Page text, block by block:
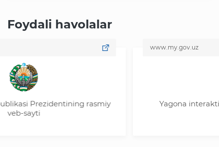
Foydali havolalar
Prezidentining rasmiy
sayti
www.my.gov.uz
Yagona interaktiv